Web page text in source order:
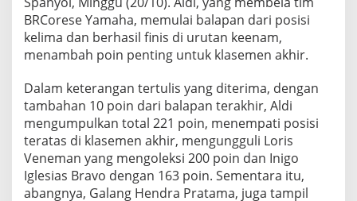
e
r
t
a
y
a
n
g
M
e
n
BRCorese Yamaha, memulai balapan dari posisi
kelima dan berhasil finis di urutan keenam,
menambah poin penting untuk klasemen akhir.
Dalam keterangan tertulis yang diterima, dengan
tambahan 10 poin dari balapan terakhir, Aldi
mengumpulkan total 221 poin, menempati posisi
teratas di klasemen akhir, mengungguli Loris
Veneman yang mengoleksi 200 poin dan Inigo
Iglesias Bravo dengan 163 poin. Sementara itu,
abangnya, Galang Hendra Pratama, juga tampil